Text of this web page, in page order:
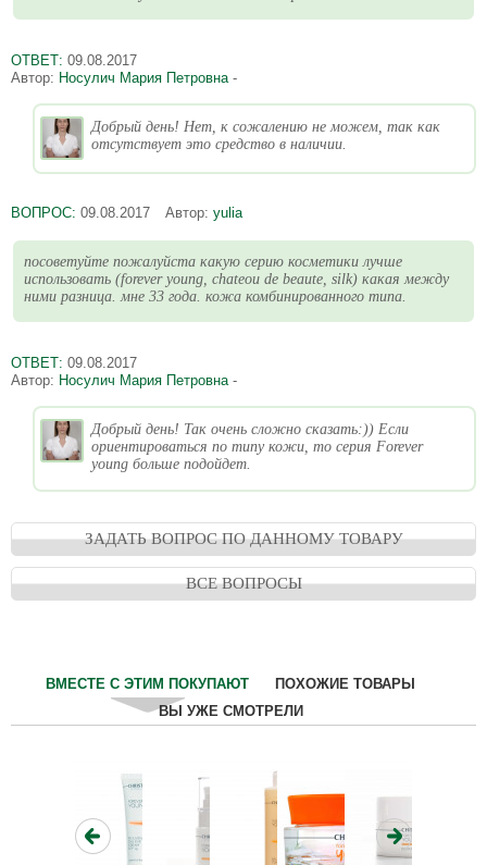
ОТВЕТ: 09.08.2017
Автор: Носулич Мария Петровна-
Добрый день! Нет, к сожалению не можем, так как
отсутствует это средство в наличии.
ВОПРОС: 09.08.2017 Автор: yulia
посоветуйте пожалуйста какую серию косметики лучше
использовать (forever young, chateou de beaute, silk) какая между
ними разница. мне 33 года. кожа комбинированного типа.
ОТВЕТ: 09.08.2017
Автор: Носулич Мария Петровна-
Добрый день! Так очень сложно сказать:)) Если
ориентироваться по типу кожи, то серия Forever
young больше подойдет.
ЗАДАТЬ ВОПРОС ПО ДАННОМУ ТОВАРУ
ВСЕ ВОПРОСЫ
ВМЕСТЕ С ЭТИМ ПОКУПАЮТ
ПОХОЖИЕ ТОВАРЫ
ВЫ УЖЕ СМОТРЕЛИ